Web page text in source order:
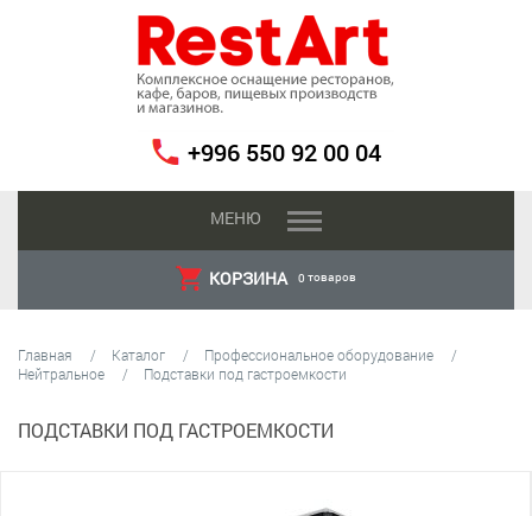
+996 550 92 00 04
МЕНЮ
КОРЗИНА 0 товаров
Главная Каталог
Профессиональное оборудование
Нейтральное
Подставки под гастроемкости
ПОДСТАВКИ ПОД ГАСТРОЕМКОСТИ